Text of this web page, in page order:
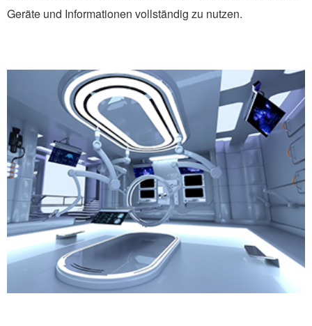
Geräte und Informationen vollständig zu nutzen.